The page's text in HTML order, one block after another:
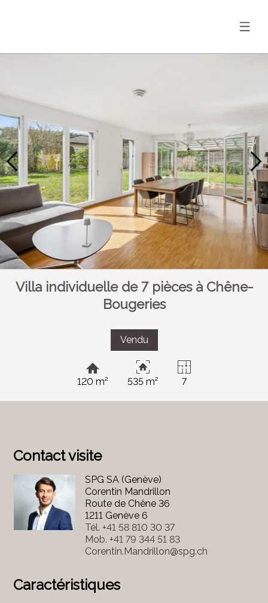
Villa individuelle de 7 pièces à Chêne-
Bougeries
Vendu
120 m² 535 m² 7
Contact visite
SPG SA (Genève)
Corentin Mandrillon
Route de Chêne 36
1211 Genève 6
Tél. +41 58 810 30 37
Mob. +41 79 344 51 83
Corentin.Mandrillon@spg.ch
Caractéristiques